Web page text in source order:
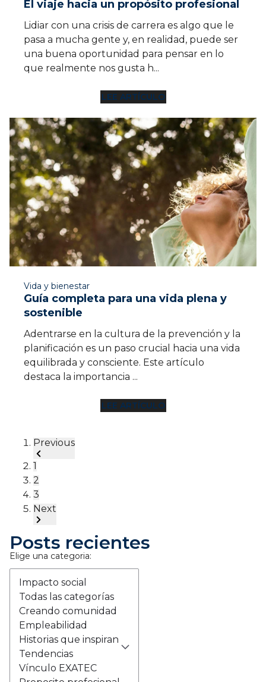
LEE ARTÍCULO
12 MIN
Vida y bienestar
Guía completa para una vida plena y
sostenible
Adentrarse en la cultura de la prevención y la
planificación es un paso crucial hacia una vida
equilibrada y consciente. Este artículo
LEE ARTÍCULO
3
Next
Posts recientes
Elige una categoria:
Todas las categorías
Creando comunidad
Empleabilidad
Historias que inspiran
Tendencias
Vínculo EXATEC
Proposito profesional
Impacto social
Vida y bienestar